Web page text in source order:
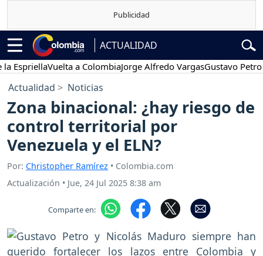
ACTUALIDAD
Vuelta a ColombiaJorge Alfredo VargasGustavo Petro
Actualidad Noticias
Zona binacional: ¿hay riesgo de
control territorial por
Venezuela y el ELN?
Por: Christopher Ramírez • Colombia.com
Actualización • Jue, 24 Jul 2025 8:38 am
Comparte en: